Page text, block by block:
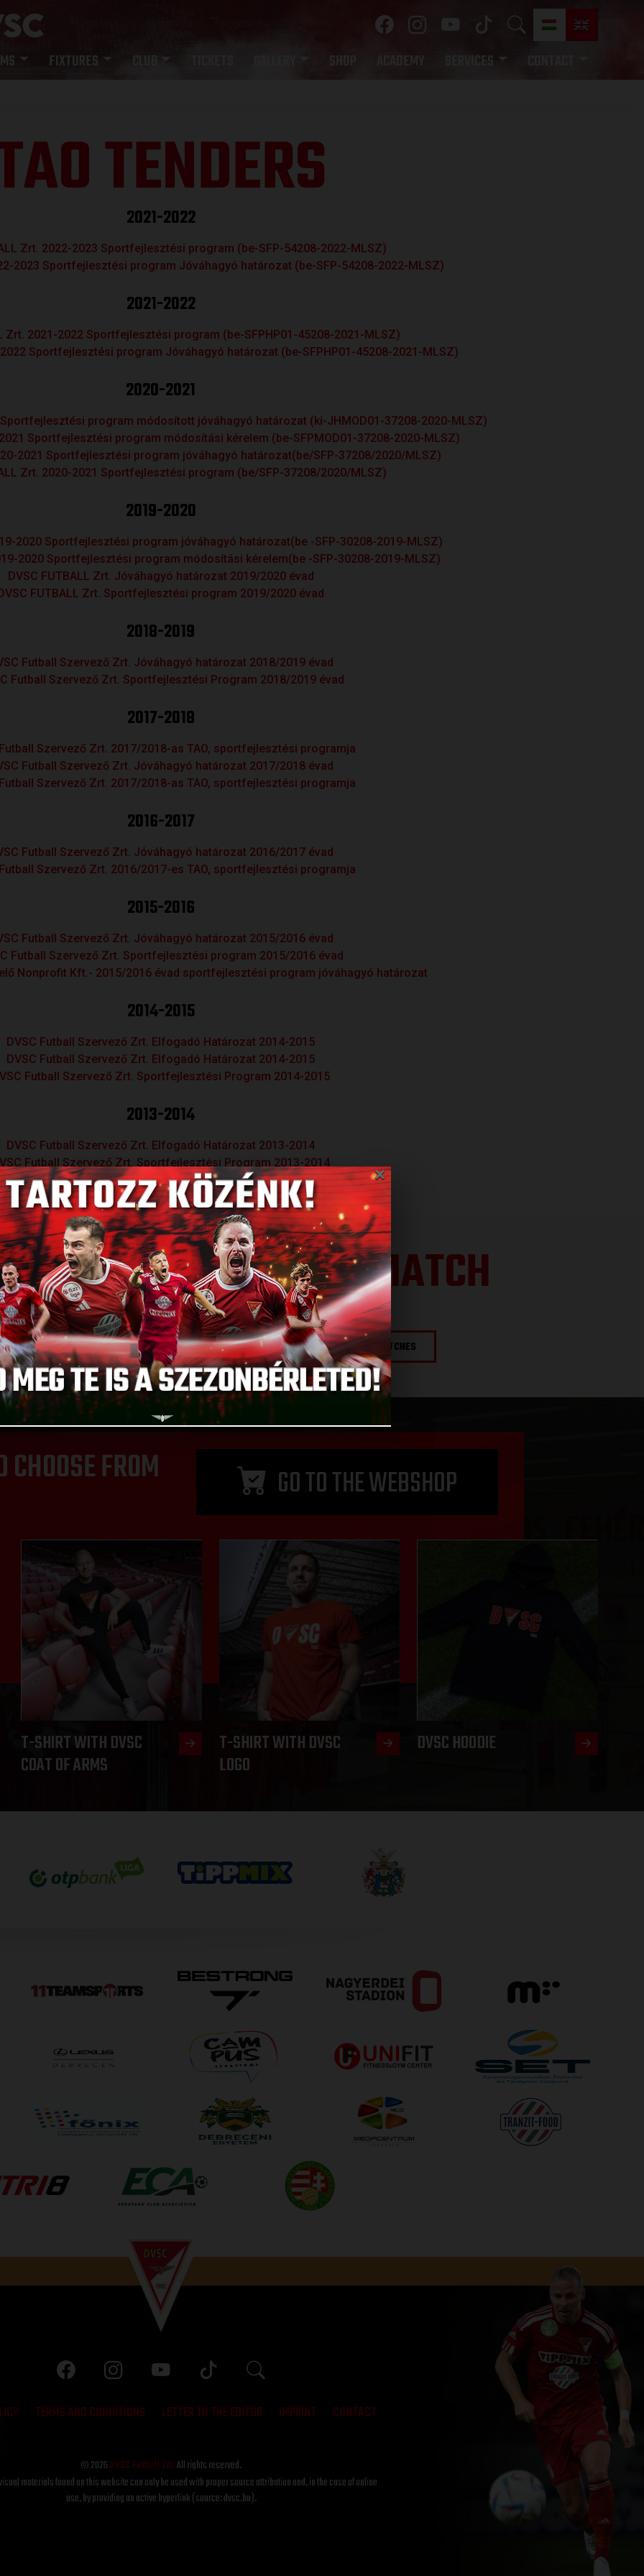
FIXTURES SHOP ACADEMY SERVICES
TENDERS
2021-2022
Zrt. 2022-2023 Sportfejlesztési program (be-SFP-54208-2022-MLSZ)
2023 Sportfejlesztési program Jóváhagyó határozat (be-SFP-54208-2022-MLSZ)
2021-2022
Zrt. 2021-2022 Sportfejlesztési program (be-SFPHP01-45208-2021-MLSZ)
2022 Sportfejlesztési program Jóváhagyó határozat (be-SFPHP01-45208-2021-MLSZ)
2020-2021
Sportfejlesztési program módosított jóváhagyó határozat (ki-JHMOD01-37208-2020-MLSZ)
Sportfejlesztési program módosítási kérelem (be-SFPMOD01-37208-2020-MLSZ)
2021 Sportfejlesztési program jóváhagyó határozat(be/SFP-37208/2020/MLSZ)
Zrt. 2020-2021 Sportfejlesztési program (be/SFP-37208/2020/MLSZ)
2019-2020
2020 Sportfejlesztési program jóváhagyó határozat(be -SFP-30208-2019-MLSZ)
2020 Sportfejlesztési program módosítási kérelem(be -SFP-30208-2019-MLSZ)
DVSC FUTBALL Zrt. Jóváhagyó határozat 2019/2020 évad
FUTBALL Zrt. Sportfejlesztési program 2019/2020 évad
2018-2019
Futball Szervező Zrt. Jóváhagyó határozat 2018/2019 évad
Futball Szervező Zrt. Sportfejlesztési Program 2018/2019 évad
2017-2018
Szervező Zrt. 2017/2018-as TAO, sportfejlesztési programja
Futball Szervező Zrt. Jóváhagyó határozat 2017/2018 évad
Szervező Zrt. 2017/2018-as TAO, sportfejlesztési programja
2016-2017
Futball Szervező Zrt. Jóváhagyó határozat 2016/2017 évad
Szervező Zrt. 2016/2017-es TAO, sportfejlesztési programja
2015-2016
Futball Szervező Zrt. Jóváhagyó határozat 2015/2016 évad
Futball Szervező Zrt. Sportfejlesztési program 2015/2016 évad
Nonprofit Kft.- 2015/2016 évad sportfejlesztési program jóváhagyó határozat
2014-2015
DVSC Futball Szervező Zrt. Elfogadó Határozat 2014-2015
DVSC Futball Szervező Zrt. Elfogadó Határozat 2014-2015
Futball Szervező Zrt. Sportfejlesztési Program 2014-2015
2013-2014
DVSC Futball Szervező Zrt. Elfogadó Határozat 2013-2014
Futball Szervező Zrt. Sportfejlesztési Program 2013-2014
NEXT MATCH
NEXT MATCHES
FROM
GO TO THE WEBSHOP
T-SHIRT WITH DVSC
COAT OF ARMS
T-SHIRT WITH DVSC
LOGO
DVSC HOODIE
TERMS AND CONDITIONS LETTER TO THE EDITOR IMPRINT CONTACT
© 2026DVSC Futball Zrt.All rights reserved.
materials found on this website can only be used with proper source attribution and, in the case of online
use, by providing an active hyperlink (source: dvsc.hu).
×